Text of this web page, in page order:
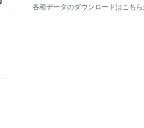
各種データのダウンロードはこち